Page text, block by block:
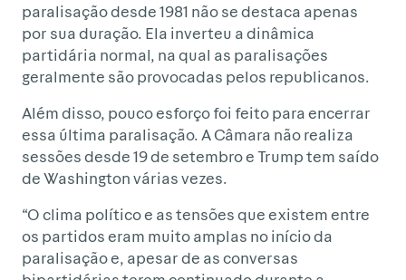
paralisação desde 1981 não se destaca apenas
por sua duração. Ela inverteu a dinâmica
partidária normal, na qual as paralisações
geralmente são provocadas pelos republicanos.
Além disso, pouco esforço foi feito para encerrar
essa última paralisação. A Câmara não realiza
sessões desde 19 de setembro e Trump tem saído
de Washington várias vezes.
“O clima político e as tensões que existem entre
os partidos eram muito amplas no início da
paralisação e, apesar de as conversas